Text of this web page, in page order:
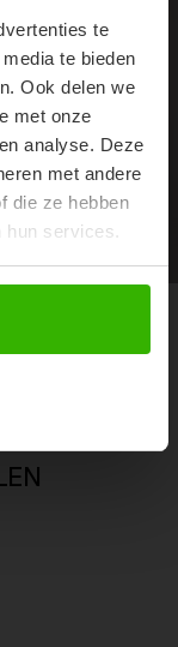
te
te bieden
Ook delen we
met onze
analyse. Deze
met andere
die ze hebben
services.
or exclusive
- BLAUW